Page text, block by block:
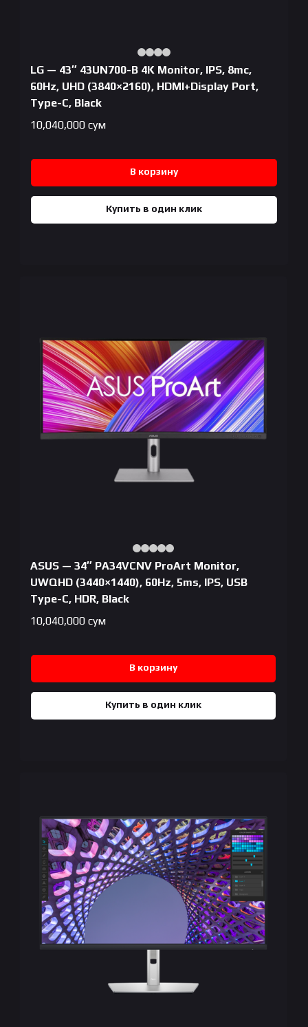
LG — 43″ 43UN700-B 4K Monitor, IPS, 8mc,
60Hz, UHD (3840×2160), HDMI+Display Port,
Type-C, Black
10,040,000 сум
В корзину
Купить в один клик
ASUS — 34″ PA34VCNV ProArt Monitor,
UWQHD (3440×1440), 60Hz, 5ms, IPS, USB
Type-C, HDR, Black
10,040,000 сум
В корзину
Купить в один клик